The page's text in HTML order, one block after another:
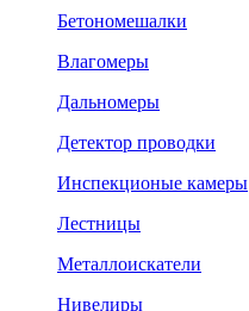
Бетономешалки
Влагомеры
Дальномеры
Детектор проводки
Инспекционые камеры
Лестницы
Металлоискатели
Нивелиры